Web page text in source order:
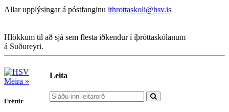
Allar upplýsingar á póstfanginu ithrottaskoli@hsv.is
Hlökkum til að sjá sem flesta iðkendur í íþróttaskólanum
á Suðureyri.
Leita
Meira »
Fréttir